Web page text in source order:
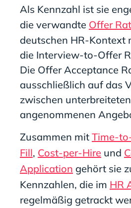
Als Kennzahl ist sie
die verwandte Offer
deutschen HR-Kontext
die Interview-to-Offer
Die Offer Acceptance
ausschließlich auf das
zwischen
angenommenen
Zusammen mit Time-
Fill, Cost-per-Hire und
Application gehört sie
Kennzahlen, die im HR
regelmäßig getrackt